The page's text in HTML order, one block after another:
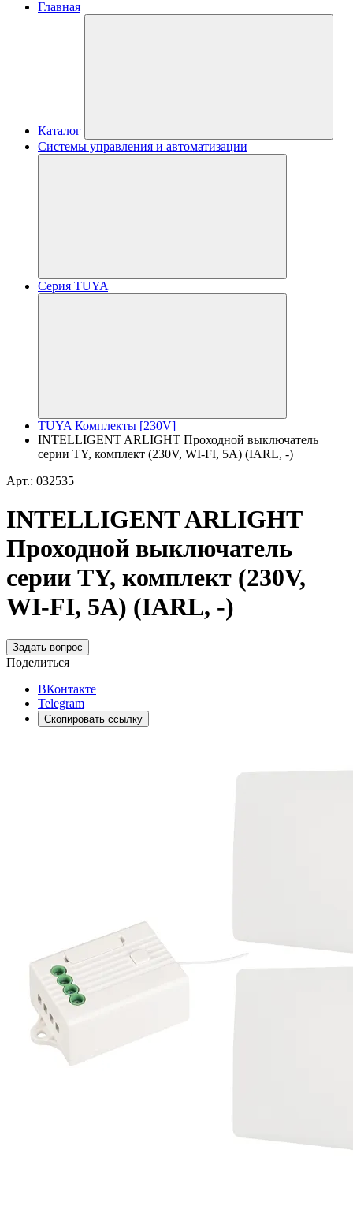
Главная
Каталог
Системы управления и автоматизации
Серия TUYA
TUYA Комплекты [230V]
INTELLIGENT ARLIGHT Проходной выключатель
серии TY, комплект (230V, WI-FI, 5A) (IARL, -)
Арт.: 032535
INTELLIGENT ARLIGHT
Проходной выключатель
серии TY, комплект (230V,
WI-FI, 5A) (IARL, -)
Задать вопрос
Поделиться
ВКонтакте
Telegram
Скопировать ссылку